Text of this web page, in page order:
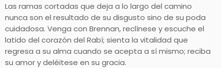
Las ramas cortadas que deja a lo largo del camino
nunca son el resultado de su disgusto sino de su poda
cuidadosa. Venga con Brennan, reclínese y escuche el
latido del corazón del Rabí; sienta la vitalidad que
regresa a su alma cuando se acepta a sí mismo; reciba
su amor y deléitese en su gracia.